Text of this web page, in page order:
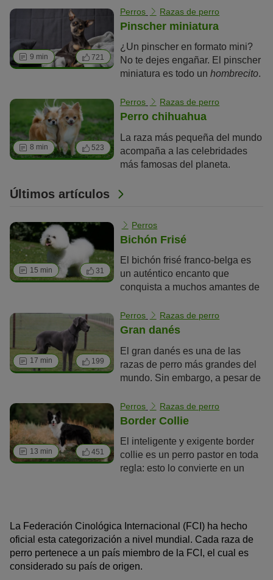
única cualidad que lo
caracteriza. En este artículo
saber sobre el golden retriever.
9 min 721
Perros Razas de perro
Pinscher miniatura
¿Un pinscher en formato mini?
No te dejes engañar. El pinscher
miniatura es todo un hombrecito.
faldero dulce y tranquilo, el
pinscher miniatura no es para ti.
gran necesidad de hacer deporte
y moverse, y lleva a su cuidador
siempre al trote.
8 min 523
Perros Razas de perro
Perro chihuahua
La raza más pequeña del mundo
acompaña a las celebridades
más famosas del planeta.
esperanzas de vida más altas. El
en su bolso Madonna, Britney
Spears o Paris Hilton. Este
mexicano es mucho más que un
perrito faldero de lujo.
Últimos artículos
15 min 31
Perros
Bichón Frisé
El bichón frisé franco-belga es
un auténtico encanto que
conquista a muchos amantes de
Descubra aquí más sobre esta
popular raza y cómo cuidarla.
17 min 199
Perros Razas de perro
Gran danés
El gran danés es una de las
razas de perro más grandes del
mundo. Sin embargo, a pesar de
marcados belfos, los dogos
alemanes se consideran perros
necesitados de contacto, que
cuando se acurrucan con sus
personas suelen olvidar el peso
13 min 451
Perros Razas de perro
Border Collie
El inteligente y exigente border
collie es un perro pastor en toda
regla: esto lo convierte en un
aventura.
La Federación Cinológica Internacional (FCI) ha hecho
oficial esta categorización a nivel mundial. Cada raza de
perro pertenece a un país miembro de la FCI, el cual es
considerado su país de origen.